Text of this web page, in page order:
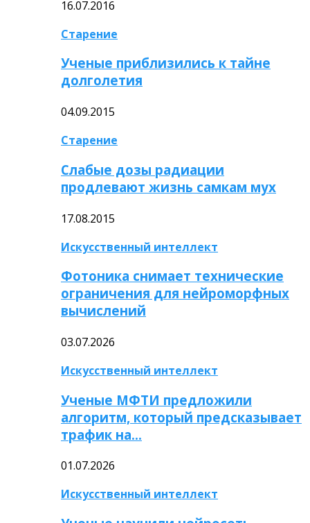
16.07.2016
Старение
Ученые приблизились к тайне
долголетия
04.09.2015
Старение
Слабые дозы радиации
продлевают жизнь самкам мух
17.08.2015
Искусственный интеллект
Фотоника снимает технические
ограничения для нейроморфных
вычислений
03.07.2026
Искусственный интеллект
Ученые МФТИ предложили
алгоритм, который предсказывает
трафик на…
01.07.2026
Искусственный интеллект